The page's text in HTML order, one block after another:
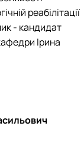
реабілітації
- кандидат
Ірина